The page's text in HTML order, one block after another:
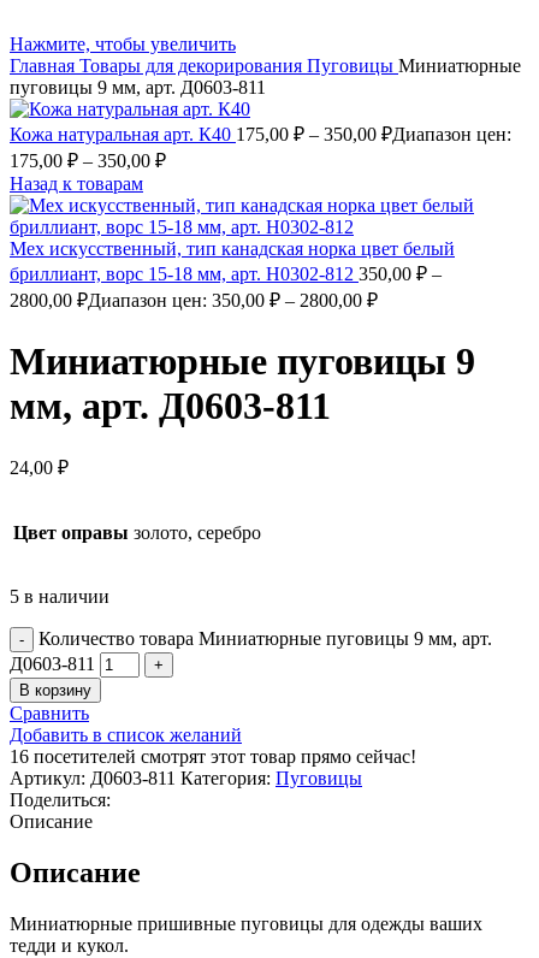
Нажмите, чтобы увеличить
Главная Товары для декорирования Пуговицы Миниатюрные
пуговицы 9 мм, арт. Д0603-811
Кожа натуральная арт. К40 175,00 ₽ – 350,00 ₽Диапазон цен:
175,00 ₽ – 350,00 ₽
Назад к товарам
Мех искусственный, тип канадская норка цвет белый
бриллиант, ворс 15-18 мм, арт. Н0302-812 350,00 ₽ –
2800,00 ₽Диапазон цен: 350,00 ₽ – 2800,00 ₽
Миниатюрные пуговицы 9
мм, арт. Д0603-811
24,00 ₽
Цвет оправы золото, серебро
5 в наличии
Количество товара Миниатюрные пуговицы 9 мм, арт.
Д0603-811
В корзину
Сравнить
Добавить в список желаний
16 посетителей смотрят этот товар прямо сейчас!
Артикул: Д0603-811 Категория: Пуговицы
Поделиться:
Описание
Описание
Миниатюрные пришивные пуговицы для одежды ваших
тедди и кукол.